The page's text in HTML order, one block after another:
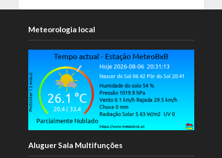
Meteorologia local
Aluguer Sala Multifunções